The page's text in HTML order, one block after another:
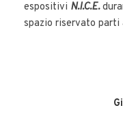
espositivi N.I.C.E.
spazio riservato parti